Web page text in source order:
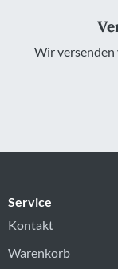
Wir versenden
Service
Kontakt
Warenkorb